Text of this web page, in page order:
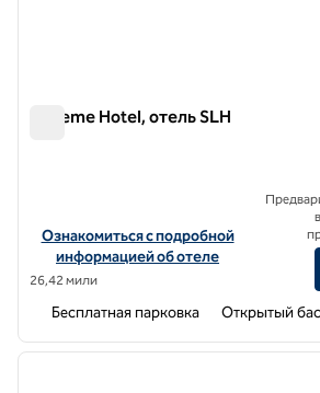
Boheme Hotel, отель SLH
Посмотреть информацию об отеле
Ознакомиться с подробной
информацией об отеле
26,42 мили
Бесплатная парковка Открытый
1 из 7